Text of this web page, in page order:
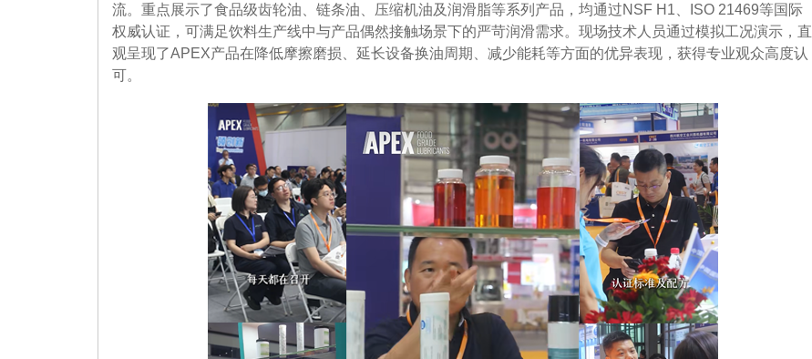
流。重点展示了食品级齿轮油、链条油、压缩机油及润滑脂等系列产品，均通过NSF H1、ISO 21469等国际
权威认证，可满足饮料生产线中与产品偶然接触场景下的严苛润滑需求。现场技术人员通过模拟工况演示，直
观呈现了APEX产品在降低摩擦磨损、延长设备换油周期、减少能耗等方面的优异表现，获得专业观众高度认
可。